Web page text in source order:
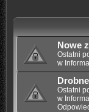
Nowe
Ostatni
w
Ostatni
w